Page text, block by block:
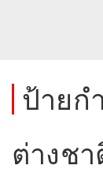
ป้ายก
ต่างชา